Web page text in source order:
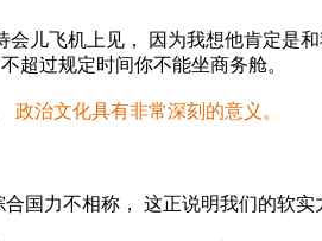
儿飞机上见， 因为我想他肯定是
超过规定时间你不能坐商务舱。
治文化具有非常深刻的意义。
力不相称， 这正说明我们的软实